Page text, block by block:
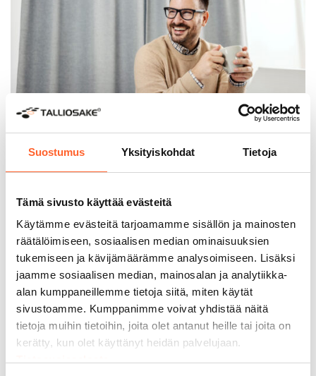
Suostumus Yksityiskohdat Tietoja
Tämä sivusto käyttää evästeitä
Käytämme evästeitä tarjoamamme sisällön ja mainosten
räätälöimiseen, sosiaalisen median ominaisuuksien
tukemiseen ja kävijämäärämme analysoimiseen. Lisäksi
jaamme sosiaalisen median, mainosalan ja analytiikka-
alan kumppaneillemme tietoja siitä, miten käytät
sivustoamme. Kumppanimme voivat yhdistää näitä
tietoja muihin tietoihin, joita olet antanut heille tai joita on
kerätty, kun olet käyttänyt heidän palvelujaan.
SIJOITTAJALLE
Vakaata tuottoa ja
vaivattomuutta
Talliosake on sijoittajan älykäs valinta. Sijoituksen
tyypillinen vuokratuotto on6–8 %ja oman
pääoman tuotto jopa yli15 %. Uudet ja laadukkaat
tilat ovat sijoittajalle vaivattomia, ja niiden ylläpito
on edullista. Halutessasi voit ulkoistaa vuokrauksen
täysin ammattimaiselle Talliosakkeen
vuokrauspalvelullemme.